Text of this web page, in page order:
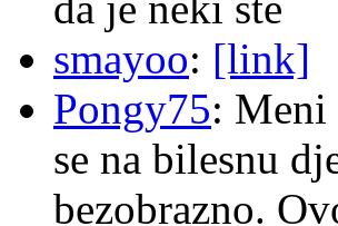
smayoo: [link]
Pongy75: Meni
se na bilesnu
bezobrazno.